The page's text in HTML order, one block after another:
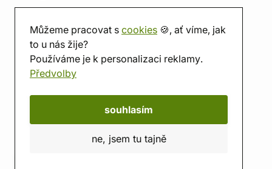
Můžeme pracovat s cookies 🍪, ať víme, jak
to u nás žije?
Používáme je k personalizaci reklamy.
Předvolby
souhlasím
ne, jsem tu tajně
Prodejna
Herna
O nás
Hodnocení obchodu